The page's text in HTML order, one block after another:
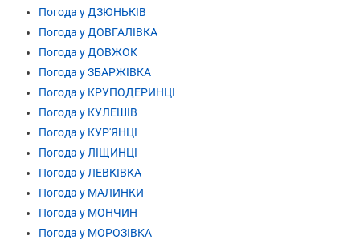
Погода у ДЗЮНЬКІВ
Погода у ДОВГАЛІВКА
Погода у ДОВЖОК
Погода у ЗБАРЖІВКА
Погода у КРУПОДЕРИНЦІ
Погода у КУЛЕШІВ
Погода у КУР'ЯНЦІ
Погода у ЛІЩИНЦІ
Погода у ЛЕВКІВКА
Погода у МАЛИНКИ
Погода у МОНЧИН
Погода у МОРОЗІВКА